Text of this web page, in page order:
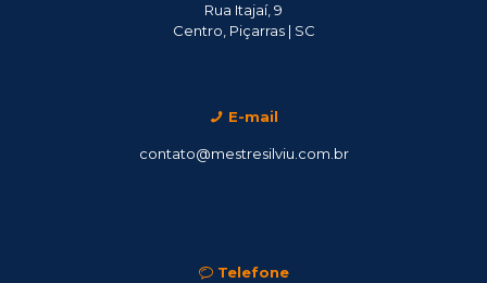
Rua Itajaí, 9
Centro, Piçarras | SC
E-mail
contato@mestresilviu.com.br
Telefone